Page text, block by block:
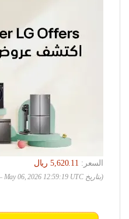
السعر:
(بتاريخ May 06, 2026 12:59:19 UTC –